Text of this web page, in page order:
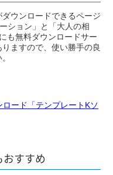
ウンロードできるページ
ション」と「大人の相
も無料ダウンロードサー
ますので、使い勝手の良
ロード「テンプレートKソ
すすめ